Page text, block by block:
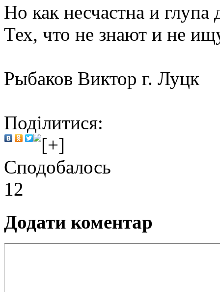
Но как несчастна и глупа
Тех, что не знают и не
Рыбаков Виктор г. Луцк
Поділитися:
Сподобалось
12
Додати коментар